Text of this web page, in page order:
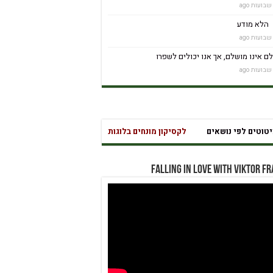
הלא מודע
אינו מושלם, אך אנו יכולים לשפרו
לפי נושאים לקסיקון מונחים בלוגותרפיה – לחץ כאן
Falling in Love with Viktor